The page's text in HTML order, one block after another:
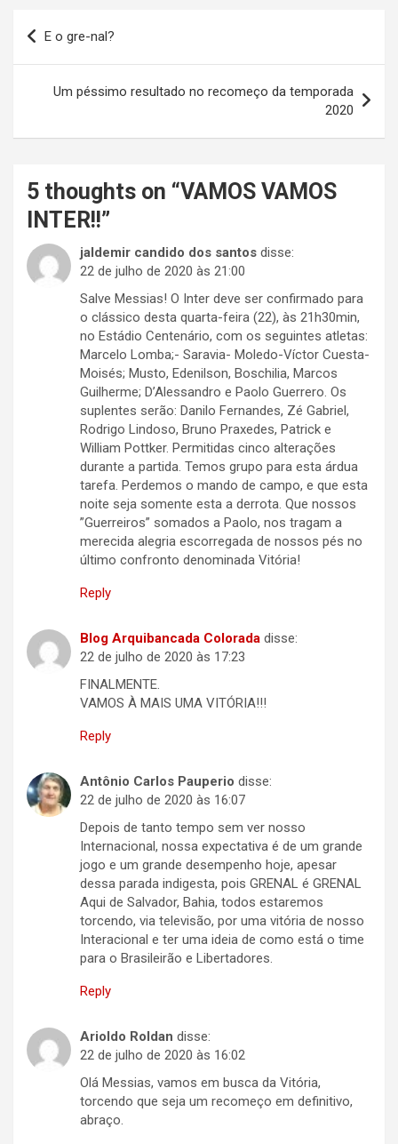
Navegação
de
Post
E o gre-nal?
Um péssimo resultado no recomeço da temporada
2020
5 thoughts on “VAMOS VAMOS
INTER!!”
jaldemir candido dos santos disse:
22 de julho de 2020 às 21:00
Salve Messias! O Inter deve ser confirmado para
o clássico desta quarta-feira (22), às 21h30min,
no Estádio Centenário, com os seguintes atletas:
Marcelo Lomba;- Saravia- Moledo-Víctor Cuesta-
Moisés; Musto, Edenilson, Boschilia, Marcos
Guilherme; D’Alessandro e Paolo Guerrero. Os
suplentes serão: Danilo Fernandes, Zé Gabriel,
Rodrigo Lindoso, Bruno Praxedes, Patrick e
William Pottker. Permitidas cinco alterações
durante a partida. Temos grupo para esta árdua
tarefa. Perdemos o mando de campo, e que esta
noite seja somente esta a derrota. Que nossos
”Guerreiros” somados a Paolo, nos tragam a
merecida alegria escorregada de nossos pés no
último confronto denominada Vitória!
Reply
Blog Arquibancada Colorada disse:
22 de julho de 2020 às 17:23
FINALMENTE.
VAMOS À MAIS UMA VITÓRIA!!!
Reply
Antônio Carlos Pauperio disse:
22 de julho de 2020 às 16:07
Depois de tanto tempo sem ver nosso
Internacional, nossa expectativa é de um grande
jogo e um grande desempenho hoje, apesar
dessa parada indigesta, pois GRENAL é GRENAL
Aqui de Salvador, Bahia, todos estaremos
torcendo, via televisão, por uma vitória de nosso
Interacional e ter uma ideia de como está o time
para o Brasileirão e Libertadores.
Reply
Arioldo Roldan disse:
22 de julho de 2020 às 16:02
Olá Messias, vamos em busca da Vitória,
torcendo que seja um recomeço em definitivo,
abraço.